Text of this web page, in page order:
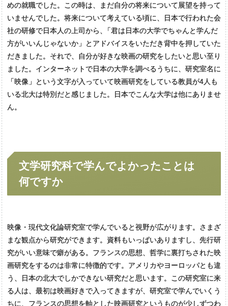
めの就職でした。この時は、まだ自分の将来について展望を持って
いませんでした。将来について考えている頃に、日本で行われた会
社の研修で日本人の上司から、
「君は日本の大学でちゃんと学んだ
方がいいんじゃないか」とアドバイスをいただき背中を押していた
だきました。それで、自分が好きな映画の研究をしたいと思い至り
ました。インターネットで日本の大学を調べるうちに、研究室名に
「映像」という文字が入っていて映画研究をしている教員が4人も
いる北大は特別だと感じました。日本でこんな大学は他にありませ
ん。
文学研究科で学んでよかったことは
何ですか
映像・現代文化論研究室で学んでいると視野が広がります。さまざ
まな観点から研究ができます。資料もいっぱいありますし、先行研
究がいい意味で癖がある。フランスの思想、哲学に裏打ちされた映
画研究をするのは非常に特徴的です。アメリカやヨーロッパとも違
う、日本の北大でしかできない研究だと思います。この研究室に来
る人は、最初は映画好きで入ってきますが、研究室で学んでいくう
ちに、フランスの思想を軸とした映画研究というものが少しずつわ